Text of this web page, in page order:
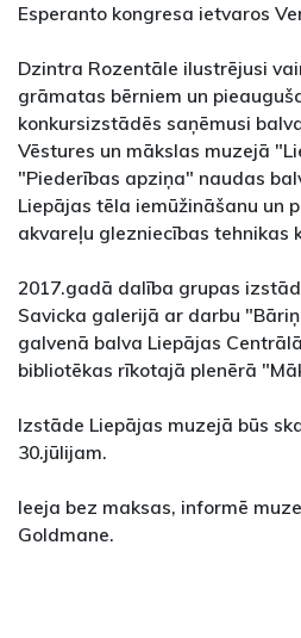
Esperanto kongresa ietvaros
Dzintra Rozentāle ilustrējusi
grāmatas bērniem un
konkursizstādēs saņēmusi
Vēstures un mākslas muzejā
"Piederības apziņa" naudas
Liepājas tēla iemūžināšanu un
akvareļu glezniecības tehnikas
2017.gadā dalība grupas
Savicka galerijā ar darbu
galvenā balva Liepājas
bibliotēkas rīkotajā plenērā
Izstāde Liepājas muzejā būs
30.jūlijam.
Ieeja bez maksas, informē
Goldmane.